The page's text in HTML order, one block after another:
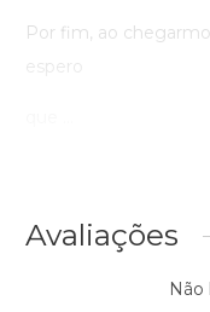
Por fim, ao
Avaliações
Não